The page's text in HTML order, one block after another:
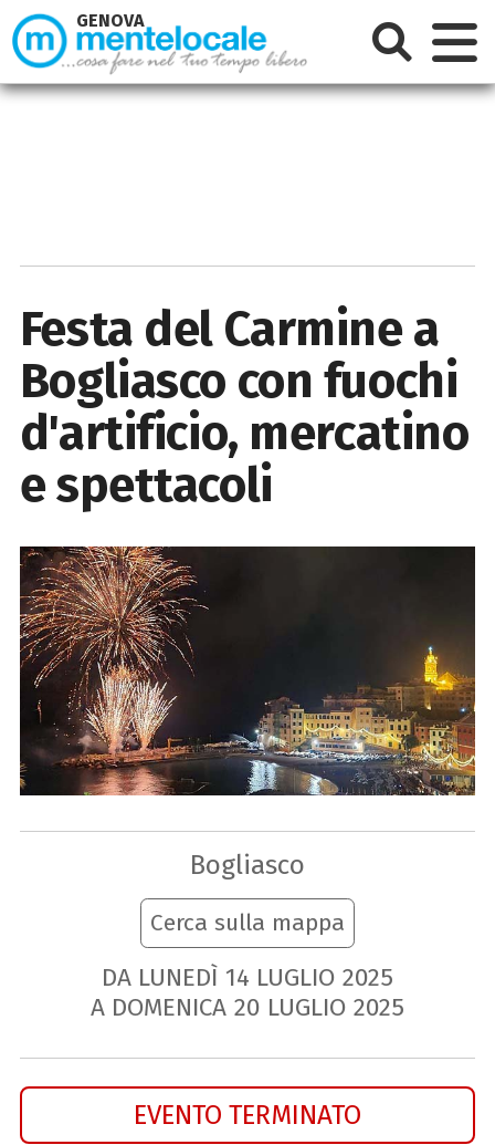
Festa del Carmine a
Bogliasco con fuochi
d'artificio, mercatino
e spettacoli
Bogliasco
Cerca sulla mappa
DA LUNEDÌ 14 LUGLIO 2025
A DOMENICA 20 LUGLIO 2025
EVENTO TERMINATO
GENOVA